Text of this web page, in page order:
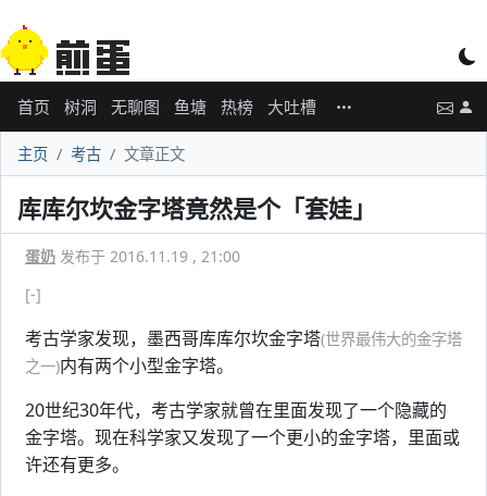
首页 树洞 无聊图 鱼塘 热榜 大吐槽
主页 考古 文章正文
库库尔坎金字塔竟然是个「套娃」
蛋奶 发布于 2016.11.19 , 21:00
[-]
考古学家发现，墨西哥库库尔坎金字塔(世界最伟大的金字塔
之一)内有两个小型金字塔。
20世纪30年代，考古学家就曾在里面发现了一个隐藏的
金字塔。现在科学家又发现了一个更小的金字塔，里面或
许还有更多。